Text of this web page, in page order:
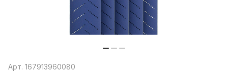
Арт. 167913960080